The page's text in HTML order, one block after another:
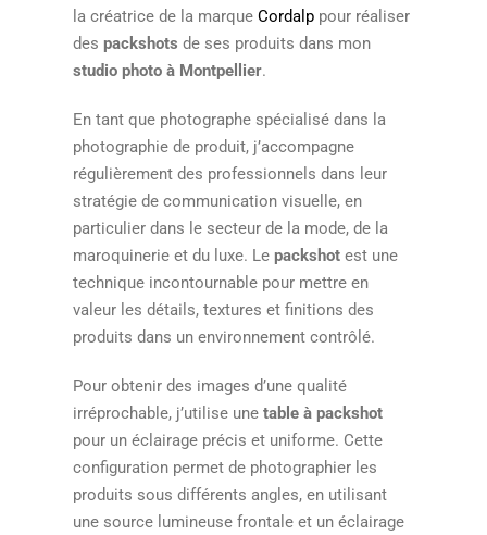
la créatrice de la marque Cordalppour réaliser
des packshots de ses produits dans mon
studio photo à Montpellier.
En tant que photographe spécialisé dans la
photographie de produit, j’accompagne
régulièrement des professionnels dans leur
stratégie de communication visuelle, en
particulier dans le secteur de la mode, de la
maroquinerie et du luxe. Le packshotest une
technique incontournable pour mettre en
valeur les détails, textures et finitions des
produits dans un environnement contrôlé.
Pour obtenir des images d’une qualité
irréprochable, j’utilise une table à packshot
pour un éclairage précis et uniforme. Cette
configuration permet de photographier les
produits sous différents angles, en utilisant
une source lumineuse frontale et un éclairage